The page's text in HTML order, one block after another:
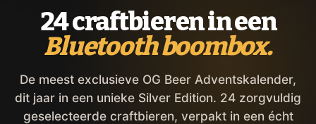
24 craftbieren in een
Bluetooth boombox.
De meest exclusieve OG Beer Adventskalender,
dit jaar in een unieke Silver Edition. 24 zorgvuldig
geselecteerde craftbieren, verpakt in een écht